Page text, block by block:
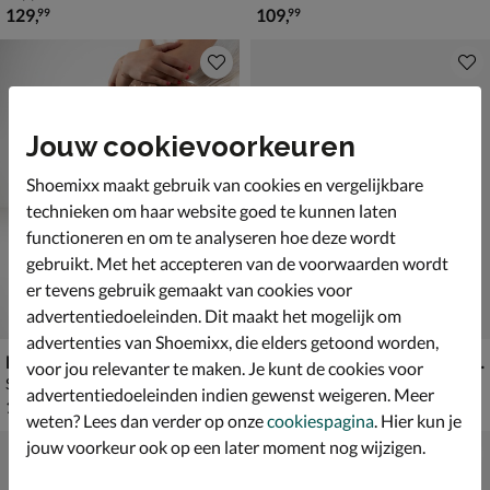
€ 129,99
129,99 € 109,99
109,99
Fitflop Lulu Marbled Stone
Slippers - cognac
€ 129,99
129,99
Fitflop F-Mode Go Adjustable
€ 89,99
89,99
Jouw cookievoorkeuren
Shoemixx maakt gebruik van cookies en vergelijkbare
technieken om haar website goed te kunnen laten
functioneren en om te analyseren hoe deze wordt
gebruikt. Met het accepteren van de voorwaarden wordt
er tevens gebruik gemaakt van cookies voor
advertentiedoeleinden. Dit maakt het mogelijk om
advertenties van Shoemixx, die elders getoond worden,
voor jou relevanter te maken. Je kunt de cookies voor
advertentiedoeleinden indien gewenst weigeren. Meer
weten? Lees dan verder op onzecookiespagina. Hier kun je
jouw voorkeur ook op een later moment nog wijzigen.